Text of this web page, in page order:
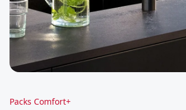
Packs Comfort+